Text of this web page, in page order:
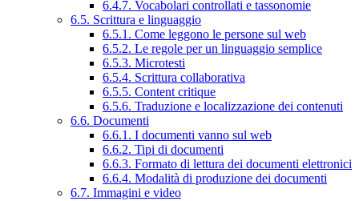
6.4.7. Vocabolari controllati e tassonomie
6.5. Scrittura e linguaggio
6.5.1. Come leggono le persone sul web
6.5.2. Le regole per un linguaggio semplice
6.5.3. Microtesti
6.5.4. Scrittura collaborativa
6.5.5. Content critique
6.5.6. Traduzione e localizzazione dei contenuti
6.6. Documenti
6.6.1. I documenti vanno sul web
6.6.2. Tipi di documenti
6.6.3. Formato di lettura dei documenti elettronici
6.6.4. Modalità di produzione dei documenti
6.7. Immagini e video